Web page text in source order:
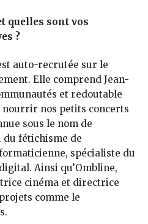
quelles sont vos
?
auto-recrutée sur le
Elle comprend Jean-
et redoutable
nos petits concerts
sous le nom de
du fétichisme de
spécialiste du
Ainsi qu’Ombline,
cinéma et directrice
comme le